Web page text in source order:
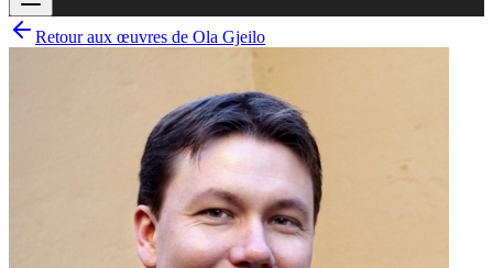
Retour aux œuvres de Ola Gjeilo